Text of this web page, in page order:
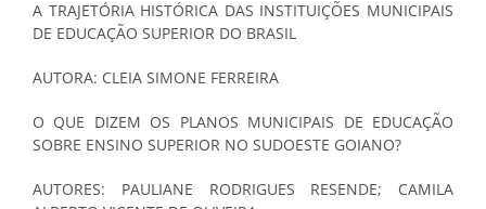
A TRAJETÓRIA HISTÓRICA DAS INSTITUIÇÕES MUNICIPAIS
DE EDUCAÇÃO SUPERIOR DO BRASIL
AUTORA: CLEIA SIMONE FERREIRA
O QUE DIZEM OS PLANOS MUNICIPAIS DE EDUCAÇÃO
SOBRE ENSINO SUPERIOR NO SUDOESTE GOIANO?
AUTORES: PAULIANE RODRIGUES RESENDE; CAMILA